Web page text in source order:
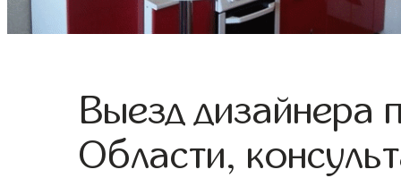
Выезд дизайнера
Области,